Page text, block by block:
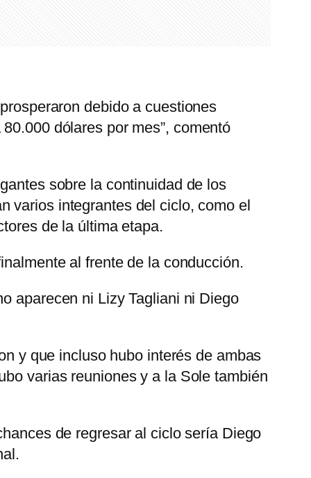
debido a cuestiones
dólares por mes”, comentó
sobre la continuidad de los
varios integrantes del ciclo, como el
de la última etapa.
al frente de la conducción.
aparecen ni Lizy Tagliani ni Diego
y que incluso hubo interés de ambas
varias reuniones y a la Sole también
de regresar al ciclo sería Diego